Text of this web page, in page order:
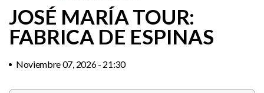
JOSÉ MARÍA TOUR:
FABRICA DE ESPINAS
Noviembre 07, 2026 - 21:30